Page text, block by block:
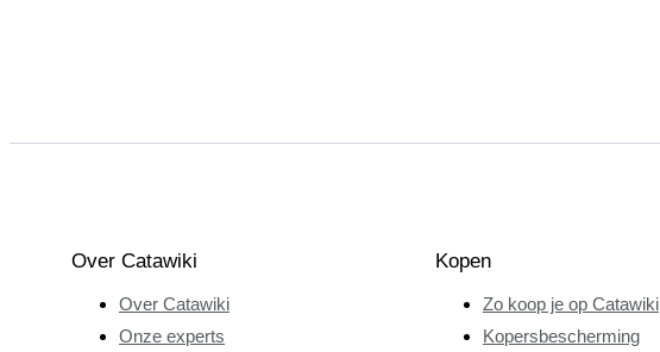
Over Catawiki
Over Catawiki
Onze experts
Kopen
Zo koop je op Catawiki
Kopersbescherming